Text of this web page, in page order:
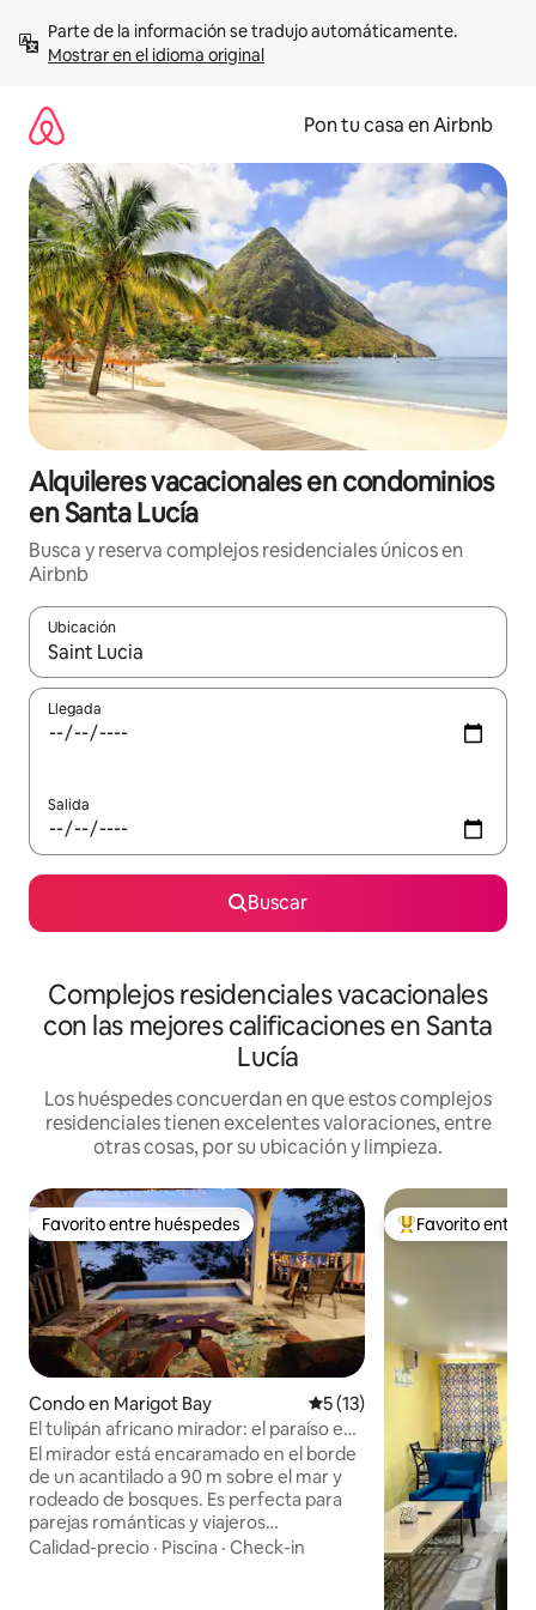
contenidoMostrar en el idioma original
Pon tu casa en Airbnb
Alquileres vacacionales en condominios
en Santa Lucía
Busca y reserva complejos residenciales únicos en
Airbnb
Ubicación
Cuando los resultados estén disponibles, navega con las
Llegada
Salida
Buscar
Complejos residenciales vacacionales
con las mejores calificaciones en Santa
Lucía
Los huéspedes concuerdan en que estos complejos
residenciales tienen excelentes valoraciones, entre
otras cosas, por su ubicación y limpieza.
Favorito entre huéspedes
Favorito entre huéspedes
Condo en Marigot Bay Calificación promedio: 5 de
5 (13)
El tulipán africano mirador: el paraíso en
el borde
El mirador está encaramado en el borde
de un acantilado a 90 m sobre el mar y
rodeado de bosques. Es perfecta para
parejas románticas y viajeros
conectados con la naturaleza que
Calidad-precio · Piscina · Check-in
Favorito entre
Favorito entre